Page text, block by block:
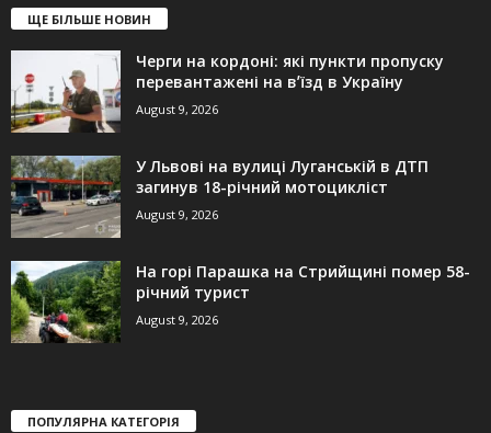
ЩЕ БІЛЬШЕ НОВИН
Черги на кордоні: які пункти пропуску
перевантажені на вʼїзд в Україну
August 9, 2026
У Львові на вулиці Луганській в ДТП
загинув 18-річний мотоцикліст
August 9, 2026
На горі Парашка на Стрийщині помер 58-
річний турист
August 9, 2026
ПОПУЛЯРНА КАТЕГОРІЯ